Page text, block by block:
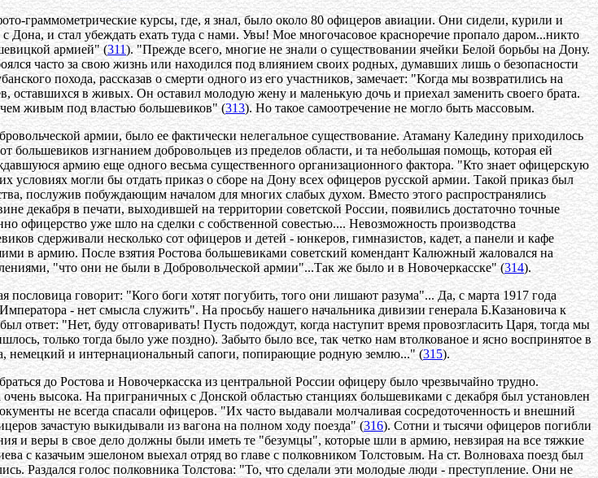
граммометрические курсы, где, я знал, было около 80 офицеров авиации. Они сидели, курили и
и стал убеждать ехать туда с нами. Увы! Мое многочасовое красноречие пропало даром...никто
армией" (311). "Прежде всего, многие не знали о существовании ячейки Белой борьбы на Дону.
часто за свою жизнь или находился под влиянием своих родных, думавших лишь о безопасности
похода, рассказав о смерти одного из его участников, замечает: "Когда мы возвратились на
оставшихся в живых. Он оставил молодую жену и маленькую дочь и приехал заменить своего брата.
чем живым под властью большевиков" (313). Но такое самоотречение не могло быть массовым.
армии, было ее фактически нелегальное существование. Атаману Каледину приходилось
большевиков изгнанием добровольцев из пределов области, и та небольшая помощь, которая ей
армию еще одного весьма существенного организационного фактора. "Кто знает офицерскую
могли бы отдать приказ о сборе на Дону всех офицеров русской армии. Такой приказ был
послужив побуждающим началом для многих слабых духом. Вместо этого распространялись
декабря в печати, выходившей на территории советской России, появились достаточно точные
офицерство уже шло на сделки с собственной совестью.... Невозможность производства
сдерживали несколько сот офицеров и детей - юнкеров, гимназистов, кадет, а панели и кафе
в армию. После взятия Ростова большевиками советский комендант Калюжный жаловался на
"что они не были в Добровольческой армии"...Так же было и в Новочеркасске" (314).
говорит: "Кого боги хотят погубить, того они лишают разума"... Да, с марта 1917 года
- нет смысла служить". На просьбу нашего начальника дивизии генерала Б.Казановича к
ответ: "Нет, буду отговаривать! Пусть подождут, когда наступит время провозгласить Царя, тогда мы
только тогда было уже поздно). Забыто было все, так четко нам втолкованое и ясно воспринятое в
немецкий и интернациональный сапоги, попирающие родную землю..." (315).
до Ростова и Новочеркасска из центральной России офицеру было чрезвычайно трудно.
высока. На приграничных с Донской областью станциях большевиками с декабря был установлен
не всегда спасали офицеров. "Их часто выдавали молчаливая сосредоточенность и внешний
зачастую выкидывали из вагона на полном ходу поезда" (316). Сотни и тысячи офицеров погибли
и веры в свое дело должны были иметь те "безумцы", которые шли в армию, невзирая на все тяжкие
с казачьим эшелоном выехал отряд во главе с полковником Толстовым. На ст. Волноваха поезд был
Раздался голос полковника Толстова: "То, что сделали эти молодые люди - преступление. Они не